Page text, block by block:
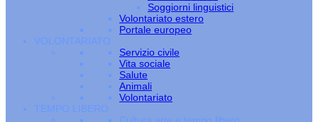
Soggiorni linguistici
Volontariato estero
Portale europeo
VOLONTARIATO
Servizio civile
Vita sociale
Salute
Animali
Volontariato
TEMPO LIBERO
Cultura arte e tempo libero